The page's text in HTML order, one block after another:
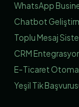
WhatsApp
Chatbot
Toplu Mesaj
CRM
E-Ticaret
Yeşil Tik